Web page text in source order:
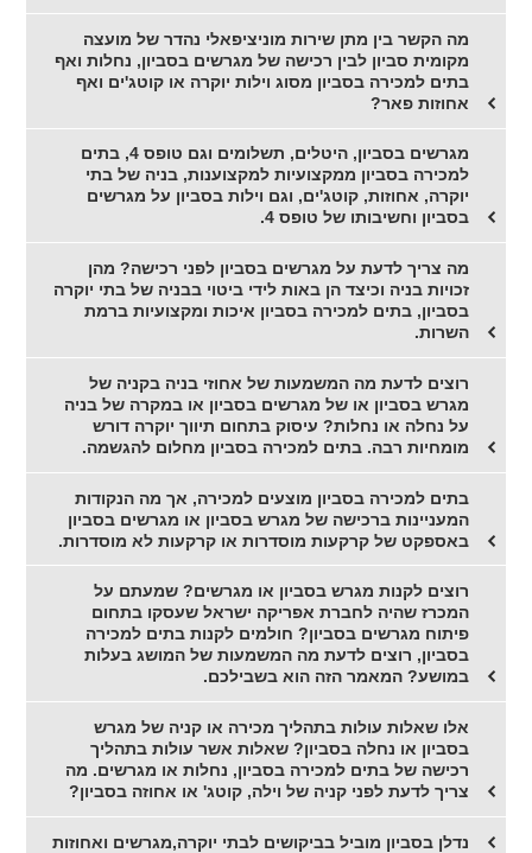
מה הקשר בין מתן שירות מוניציפאלי נהדר של מועצה
מקומית סביון לבין רכישה של מגרשים בסביון, נחלות ואף
בתים למכירה בסביון מסוג וילות יוקרה או קוטג'ים ואף
אחוזות פאר?
מגרשים בסביון, היטלים, תשלומים וגם טופס 4, בתים
למכירה בסביון ממקצועיות למקצוענות, בניה של בתי
יוקרה, אחוזות, קוטג'ים, וגם וילות בסביון על מגרשים
בסביון וחשיבותו של טופס 4.
מה צריך לדעת על מגרשים בסביון לפני רכישה? מהן
זכויות בניה וכיצד הן באות לידי ביטוי בבניה של בתי יוקרה
בסביון, בתים למכירה בסביון איכות ומקצועיות ברמת
השרות.
רוצים לדעת מה המשמעות של אחוזי בניה בקניה של
מגרש בסביון או של מגרשים בסביון או במקרה של בניה
על נחלה או נחלות? עיסוק בתחום תיווך יוקרה דורש
מומחיות רבה. בתים למכירה בסביון מחלום להגשמה.
בתים למכירה בסביון מוצעים למכירה, אך מה הנקודות
המעניינות ברכישה של מגרש בסביון או מגרשים בסביון
באספקט של קרקעות מוסדרות או קרקעות לא מוסדרות.
רוצים לקנות מגרש בסביון או מגרשים? שמעתם על
המכרז שהיה לחברת אפריקה ישראל שעסקו בתחום
פיתוח מגרשים בסביון? חולמים לקנות בתים למכירה
בסביון, רוצים לדעת מה המשמעות של המושג בעלות
במושע? המאמר הזה הוא בשבילכם.
אלו שאלות עולות בתהליך מכירה או קניה של מגרש
בסביון או נחלה בסביון? שאלות אשר עולות בתהליך
רכישה של בתים למכירה בסביון, נחלות או מגרשים. מה
צריך לדעת לפני קניה של וילה, קוטג' או אחוזה בסביון?
נדלן בסביון מוביל בביקושים לבתי יוקרה,מגרשים ואחוזות